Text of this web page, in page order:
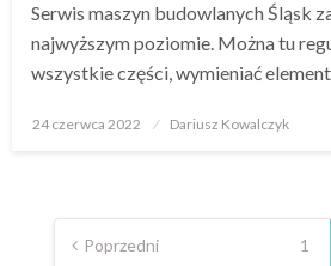
Serwis maszyn budowlanych Śląsk
najwyższym poziomie. Można tu
wszystkie części, wymieniać
Opublikowane
24 czerwca 2022 Dariusz Kowalczyk
Nawigacja
po Poprzedni 1